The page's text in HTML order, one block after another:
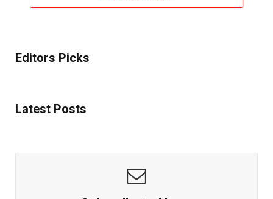
Editors Picks
Latest Posts